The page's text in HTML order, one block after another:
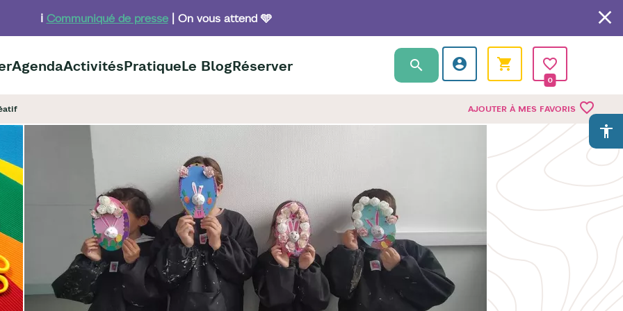
ℹ️ Communiqué de presse| On vous attend 🩵
AgendaActivitésPratiqueLe BlogRéserver
0
AJOUTER À MES FAVORIS favorite_border
accessibility